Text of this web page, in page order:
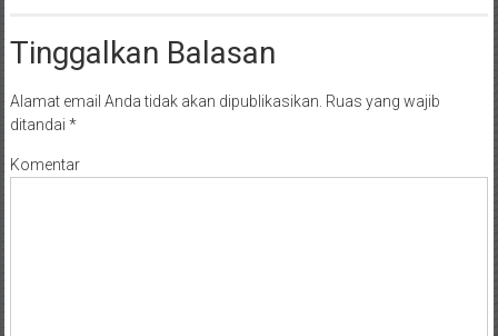
Selatan/
Barat/
jawa
Timur/
Tinggalkan Balasan
Alamat email Anda tidak akan dipublikasikan. Ruas yang wajib
ditandai *
Komentar